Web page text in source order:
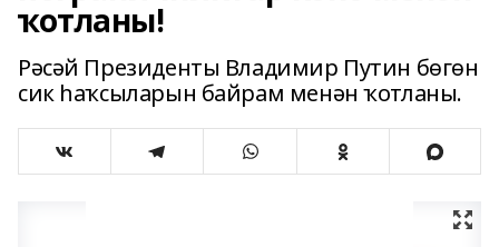
ҡотланы!
Рәсәй Президенты Владимир Путин бөгөн
сик һаҡсыларын байрам менән ҡотланы.